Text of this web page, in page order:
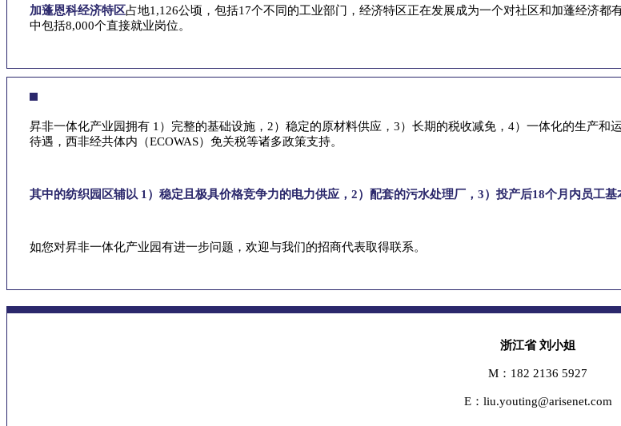
加蓬恩科经济特区占地1,126公顷，包括17个不同的工业部门，经济特区正在发展成为一个对社区和加蓬经济
中包括8,000个直接就业岗位。
昇非一体化产业园拥有 1）完整的基础设施，2）稳定的原材料供应，3）长期的税收减免，4）一体化的生产
待遇，西非经共体内（ECOWAS）免关税等诸多政策支持。
其中的纺织园区辅以 1）稳定且极具价格竞争力的电力供应，2）配套的污水处理厂，3）投产后18个月内员工基
如您对昇非一体化产业园有进一步问题，欢迎与我们的招商代表取得联系。
浙江省 刘小姐
M：182 2136 5927
E：liu.youting@arisenet.com